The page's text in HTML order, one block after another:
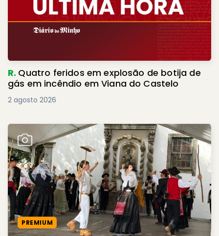
R. Quatro feridos em explosão de botija de
gás em incêndio em Viana do Castelo
2 agosto 2026
PREMIUM